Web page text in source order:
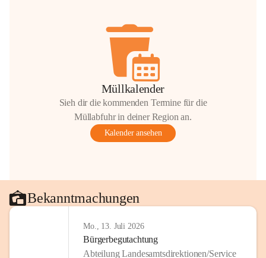
Müllkalender
Sieh dir die kommenden Termine für die
Müllabfuhr in deiner Region an.
Kalender ansehen
Bekanntmachungen
Mo., 13. Juli 2026
Bürgerbegutachtung
Abteilung Landesamtsdirektionen/Service